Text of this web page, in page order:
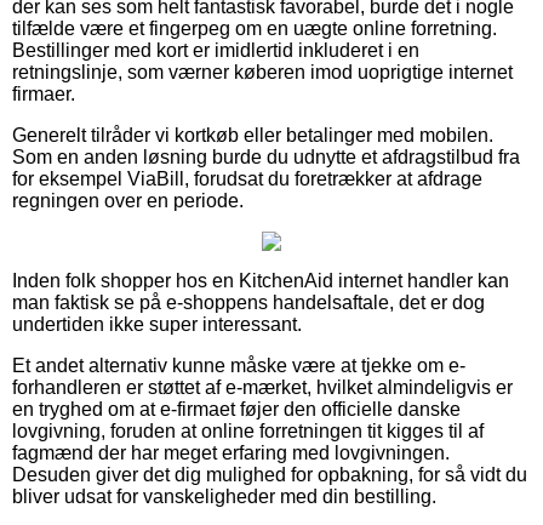
der kan ses som helt fantastisk favorabel, burde det i nogle
tilfælde være et fingerpeg om en uægte online forretning.
Bestillinger med kort er imidlertid inkluderet i en
retningslinje, som værner køberen imod uoprigtige internet
firmaer.
Generelt tilråder vi kortkøb eller betalinger med mobilen.
Som en anden løsning burde du udnytte et afdragstilbud fra
for eksempel ViaBill, forudsat du foretrækker at afdrage
regningen over en periode.
Inden folk shopper hos en KitchenAid internet handler kan
man faktisk se på e-shoppens handelsaftale, det er dog
undertiden ikke super interessant.
Et andet alternativ kunne måske være at tjekke om e-
forhandleren er støttet af e-mærket, hvilket almindeligvis er
en tryghed om at e-firmaet føjer den officielle danske
lovgivning, foruden at online forretningen tit kigges til af
fagmænd der har meget erfaring med lovgivningen.
Desuden giver det dig mulighed for opbakning, for så vidt du
bliver udsat for vanskeligheder med din bestilling.